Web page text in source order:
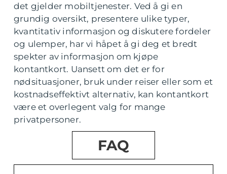
det gjelder mobiltjenester. Ved å gi en
grundig oversikt, presentere ulike typer,
kvantitativ informasjon og diskutere fordeler
og ulemper, har vi håpet å gi deg et bredt
spekter av informasjon om kjøpe
kontantkort. Uansett om det er for
nødsituasjoner, bruk under reiser eller som et
kostnadseffektivt alternativ, kan kontantkort
være et overlegent valg for mange
privatpersoner.
FAQ